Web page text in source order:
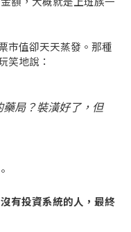
市值卻天天蒸發。那種
笑地說：
藥局？裝潢好了，但
沒有投資系統的人，最終